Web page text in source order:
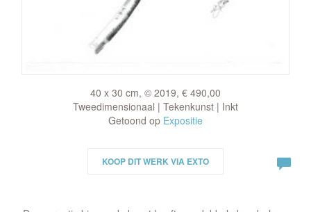
40 x 30 cm, © 2019, € 490,00
Tweedimensionaal | Tekenkunst | Inkt
Getoond op Expositie
KOOP DIT WERK VIA EXTO